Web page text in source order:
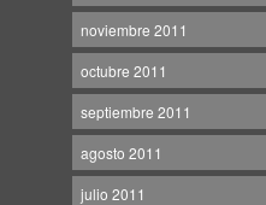
noviembre 2011
octubre 2011
septiembre 2011
agosto 2011
julio 2011